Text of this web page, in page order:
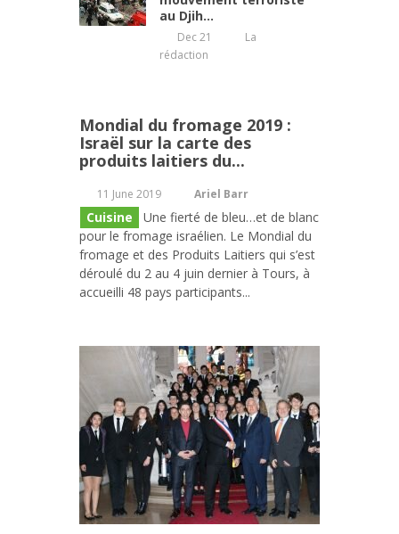
au Djih...
Dec 21
La
rédaction
Mondial du fromage 2019 :
Israël sur la carte des
produits laitiers du...
11 June 2019 Ariel Barr
Cuisine
Une fierté de bleu…et de blanc
pour le fromage israélien. Le Mondial du
fromage et des Produits Laitiers qui s’est
déroulé du 2 au 4 juin dernier à Tours, à
accueilli 48 pays participants...